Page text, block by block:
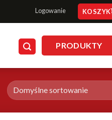
Logowanie KOSZYK
PRODUKTY